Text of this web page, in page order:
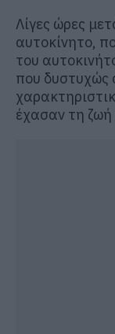
Λίγες ώρες
αυτοκίνητο,
του
που δυστυχώς
έχασαν τη ζωή